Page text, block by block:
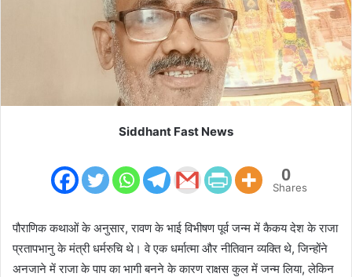
Siddhant Fast News
0
Shares
पौराणिक कथाओं के अनुसार, रावण के भाई विभीषण पूर्व जन्म में कैकय देश के राजा
प्रतापभानु के मंत्री धर्मरुचि थे। वे एक धर्मात्मा और नीतिवान व्यक्ति थे, जिन्होंने
अनजाने में राजा के पाप का भागी बनने के कारण राक्षस कुल में जन्म लिया, लेकिन